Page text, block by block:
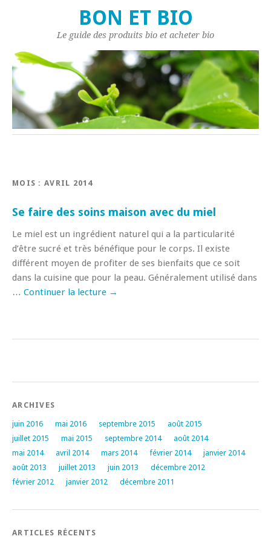
BON ET BIO
Le guide des produits bio et acheter bio
MOIS : AVRIL 2014
Se faire des soins maison avec du miel
Le miel est un ingrédient naturel qui a la particularité
d’être sucré et très bénéfique pour le corps. Il existe
différent moyen de profiter de ses bienfaits que ce soit
dans la cuisine que pour la peau. Généralement utilisé dans
… Continuer la lecture →
ARCHIVES
juin 2016 mai 2016 septembre 2015
août 2015
juillet 2015
mai 2015 septembre 2014
août 2014
mai 2014
avril 2014 mars 2014 février 2014
janvier 2014
août 2013
juillet 2013 juin 2013
décembre 2012
février 2012
janvier 2012 décembre 2011
ARTICLES RÉCENTS